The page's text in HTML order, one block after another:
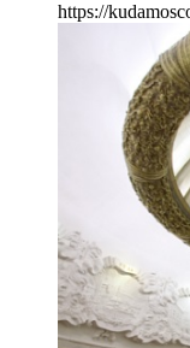
https://